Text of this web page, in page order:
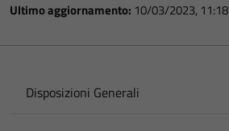
Ultimo aggiornamento: 10/03/2023, 11:18
Disposizioni Generali